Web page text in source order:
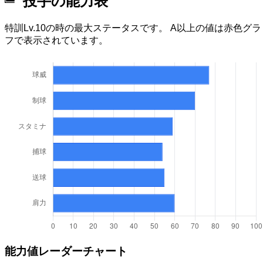
特訓Lv.10の時の最大ステータスです。 A以上の値は赤色グラ
フで表示されています。
能力値レーダーチャート